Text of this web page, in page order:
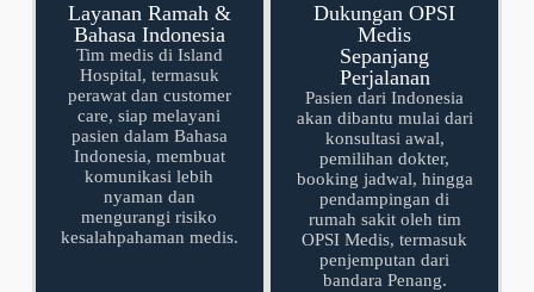
Layanan Ramah &
Bahasa Indonesia
Tim medis di Island
Hospital, termasuk
perawat dan customer
care, siap melayani
pasien dalam Bahasa
Indonesia, membuat
komunikasi lebih
nyaman dan
mengurangi risiko
kesalahpahaman medis.
Dukungan OPSI
Medis
Sepanjang
Perjalanan
Pasien dari Indonesia
akan dibantu mulai dari
konsultasi awal,
pemilihan dokter,
booking jadwal, hingga
pendampingan di
rumah sakit oleh tim
OPSI Medis, termasuk
penjemputan dari
bandara Penang.